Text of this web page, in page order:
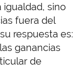
sino
fuera del
respuesta es:
ganancias
de